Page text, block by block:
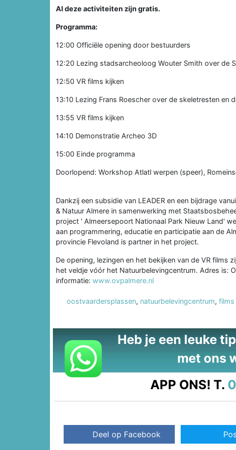
Al deze activiteiten zijn gratis.
Programma:
12:00 Officiële opening door bestuurders
12:20 Lezing stadsarcheoloog Wouter Smith over de
12:50 VR films kijken
13:10 Lezing Frans Roescher over de skeletresten en
13:55 VR films kijken
14:10 Demonstratie Archeo 3D
15:00 Einde programma
Doorlopend: Workshop Atlatl werpen (speer),
Dankzij een subsidie van LEADER en een bijdrage
& Natuur Almere in samenwerking met
project ' Almeersepoort Nationaal Park Nieuw Land'
aan programmering, educatie en participatie aan de
provincie Flevoland is partner in het project.
De opening, lezingen en het bekijken van de VR films
het veldje vóór het Natuurbelevingcentrum. Adres is:
informatie: www.ovpalmere.nl
oostvaardersplassen, natuurbelevingcentrum, films
Heb je een leuke
met ons
APP ONS! T.
Deel op Facebook